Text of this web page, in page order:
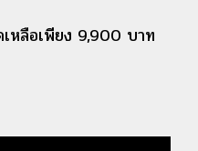
หลือเพียง 9,900 บาท